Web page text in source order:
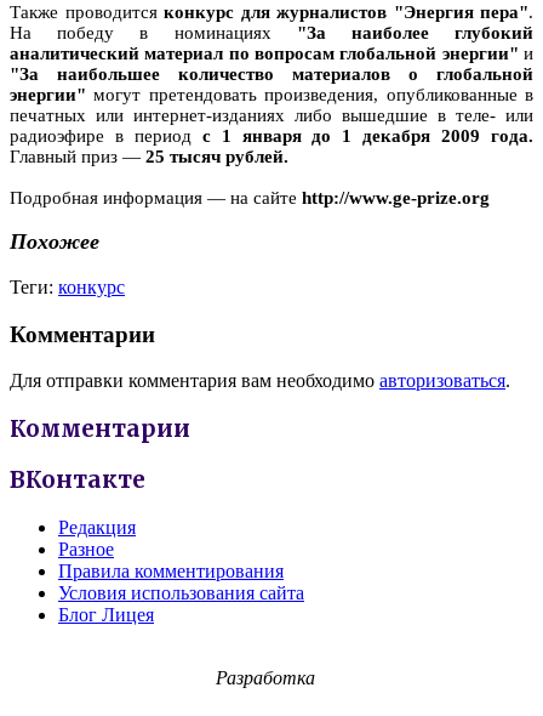
Также проводится конкурс для журналистов "Энергия пера".
На победу в номинациях "За наиболее глубокий
аналитический материал по вопросам глобальной энергии" и
"За наибольшее количество материалов о глобальной
энергии" могут претендовать произведения, опубликованные в
печатных или интернет-изданиях либо вышедшие в теле- или
радиоэфире в период с 1 января до 1 декабря 2009 года.
Главный приз — 25 тысяч рублей.
Подробная информация — на сайте http://www.ge-prize.org
Похожее
Теги: конкурс
Комментарии
Для отправки комментария вам необходимо авторизоваться.
Комментарии
ВКонтакте
Редакция
Разное
Правила комментирования
Условия использования сайта
Блог Лицея
Разработка